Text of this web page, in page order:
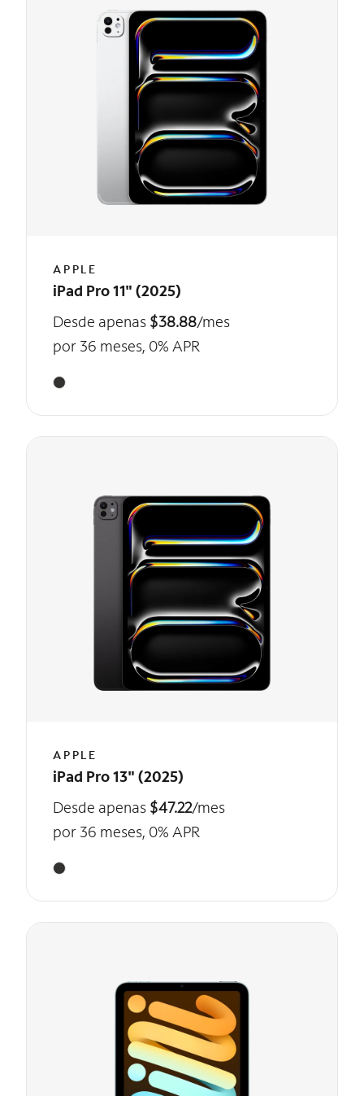
APPLE
iPad Pro 11" (2025)
Desde apenas $38.88/mes
por 36 meses, 0% APR
APPLE
iPad Pro 13" (2025)
Desde apenas $47.22/mes
por 36 meses, 0% APR